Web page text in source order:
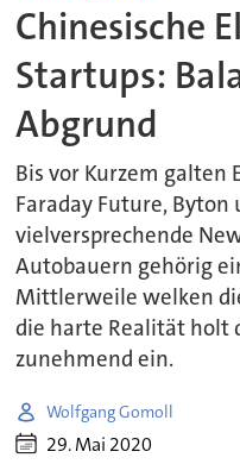
Chinesische
Startups:
Abgrund
Bis vor Kurzem
Faraday Future, Byton
vielversprechende
Autobauern gehörig
Mittlerweile welken
die harte Realität holt
zunehmend ein.
Wolfgang Gomoll
29. Mai 2020